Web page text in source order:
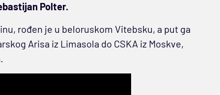
Polter.
rođen je u beloruskom Vitebsku, a put ga
Arisa iz Limasola do CSKA iz Moskve,